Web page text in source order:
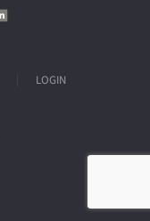
LOGIN